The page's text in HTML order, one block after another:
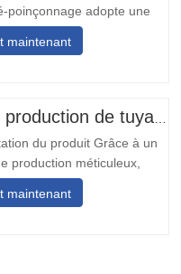
poinçonnage adopte une
simple et pratique
nécessite aucune
d'eau de sortie de pré-
peut être conçue…
maintenant
du produit Grâce à un
production méticuleux,
et plions la matière
bande tissée ou de la
maintenant